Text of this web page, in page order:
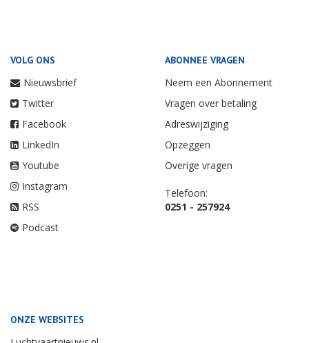
VOLG ONS
Nieuwsbrief
Twitter
Facebook
LinkedIn
Youtube
Instagram
RSS
Podcast
ABONNEE VRAGEN
Neem een Abonnement
Vragen over betaling
Adreswijziging
Opzeggen
Overige vragen
Telefoon:
0251 - 257924
ONZE WEBSITES